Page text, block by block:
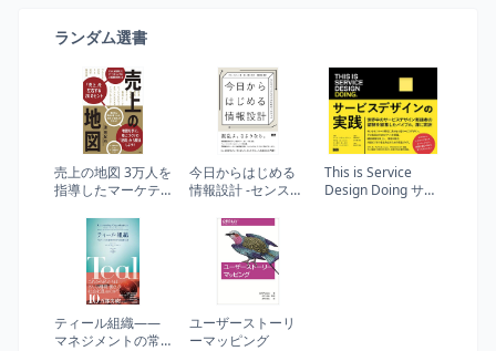
ランダム選書
売上の地図 3万人を
指導したマーケテ
が教える「売上」
を左右する20のヒ
今日からはじめる
情報設計 -センスメ
の7ステップ
This is Service
Design Doing サー
ティール組織――
マネジメントの常
ユーザーストーリ
ーマッピング